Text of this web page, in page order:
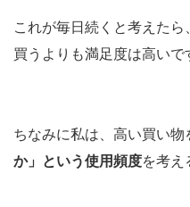
これが毎日続くと考えた
買うよりも満足度は高いで
ちなみに私は、高い買い物
か」という使用頻度を考え